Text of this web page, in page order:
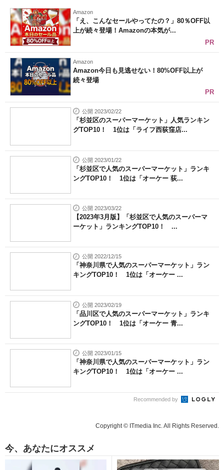
Amazon
「え、こんなセールやってたの？」80％OFF以
上が続々登場！Amazonの本気が...
PR
Amazon
Amazon今日も見逃せない！80%OFF以上が
続々登場
PR
公開 2023/02/22
「杉並区のスーパーマーケット」人気ランキン
グTOP10！ 1位は「ライフ西荻窪店...
公開 2023/01/22
「杉並区で人気のスーパーマーケット」ランキ
ングTOP10！ 1位は「オーケー 荻...
公開 2023/03/22
【2023年3月版】「杉並区で人気のスーパーマ
ーケット」ランキングTOP10！ ...
公開 2022/12/15
「神奈川県で人気のスーパーマーケット」ラン
キングTOP10！ 1位は「オーケー ...
公開 2023/02/19
「品川区で人気のスーパーマーケット」ランキ
ングTOP10！ 1位は「オーケー 青...
公開 2023/01/15
「神奈川県で人気のスーパーマーケット」ラン
キングTOP10！ 1位は「オーケー ...
Recommended by
Copyright © ITmedia Inc. All Rights Reserved.
今、あなたにオススメ